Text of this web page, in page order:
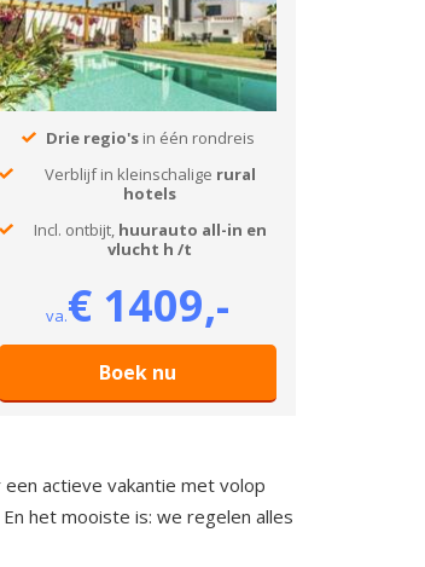
Drie regio'sin één rondreis
Verblijf in kleinschalige rural
hotels
Incl. ontbijt, huurauto all-in en
vlucht h /t
va.€ 1409,-
Boek nu
actieve vakantie met volop
het mooiste is: we regelen alles